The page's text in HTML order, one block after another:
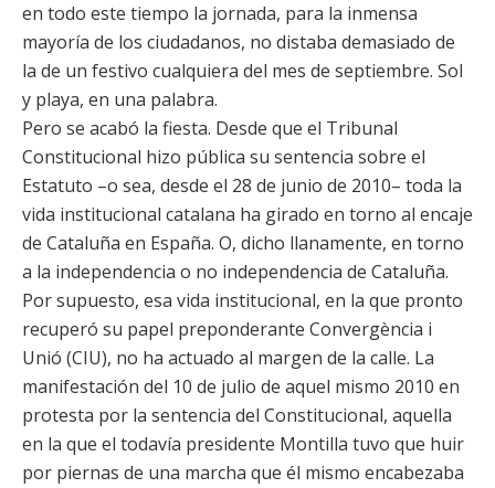
en todo este tiempo la jornada, para la inmensa
mayoría de los ciudadanos, no distaba demasiado de
la de un festivo cualquiera del mes de septiembre. Sol
y playa, en una palabra.
Pero se acabó la fiesta. Desde que el Tribunal
Constitucional hizo pública su sentencia sobre el
Estatuto –o sea, desde el 28 de junio de 2010– toda la
vida institucional catalana ha girado en torno al encaje
de Cataluña en España. O, dicho llanamente, en torno
a la independencia o no independencia de Cataluña.
Por supuesto, esa vida institucional, en la que pronto
recuperó su papel preponderante Convergència i
Unió (CIU), no ha actuado al margen de la calle. La
manifestación del 10 de julio de aquel mismo 2010 en
protesta por la sentencia del Constitucional, aquella
en la que el todavía presidente Montilla tuvo que huir
por piernas de una marcha que él mismo encabezaba